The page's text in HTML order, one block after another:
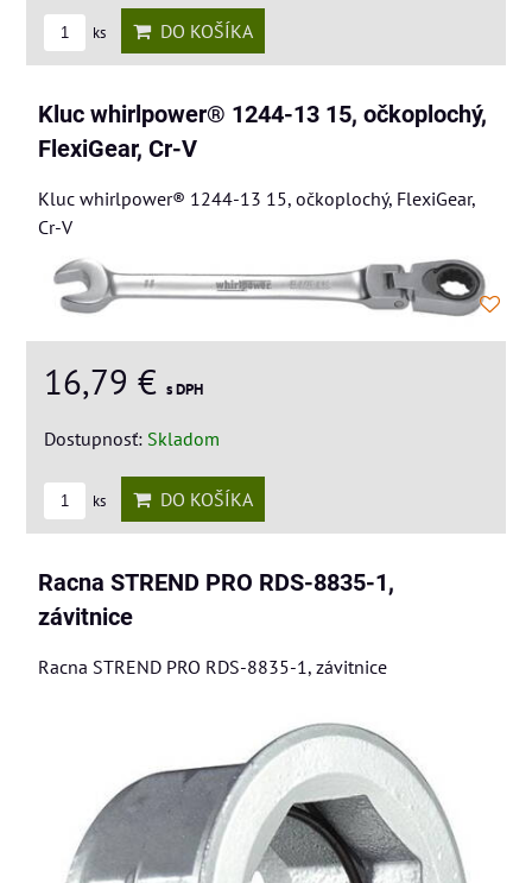
ks DO KOŠÍKA
Kluc whirlpower® 1244-13 15, očkoplochý,
FlexiGear, Cr-V
Kluc whirlpower® 1244-13 15, očkoplochý, FlexiGear,
Cr-V
16,79 € s DPH
Dostupnosť: Skladom
ks DO KOŠÍKA
Racna STREND PRO RDS-8835-1,
závitnice
Racna STREND PRO RDS-8835-1, závitnice